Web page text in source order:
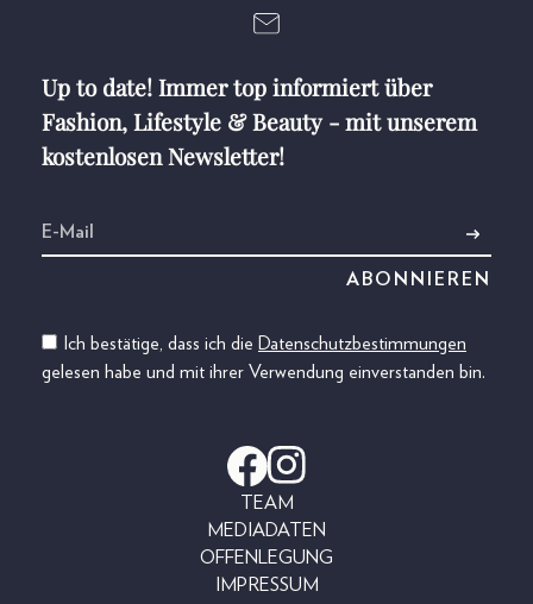
Up to date! Immer top informiert über
Fashion, Lifestyle & Beauty - mit unserem
kostenlosen Newsletter!
Ich bestätige, dass ich die Datenschutzbestimmungen
gelesen habe und mit ihrer Verwendung einverstanden bin.
TEAM
MEDIADATEN
OFFENLEGUNG
IMPRESSUM